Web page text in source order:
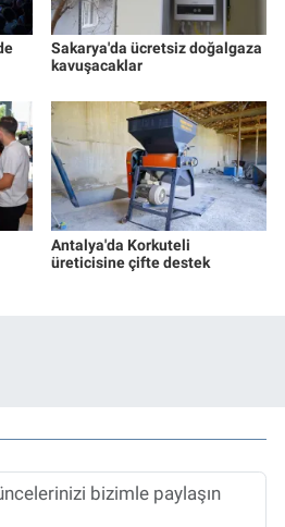
Sakarya'da ücretsiz doğalgaza
kavuşacaklar
Antalya'da Korkuteli
üreticisine çifte destek